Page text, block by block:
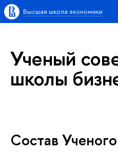
Высшая школа экономики
Ученый
школы
Состав